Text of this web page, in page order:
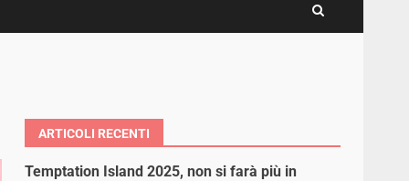
ARTICOLI RECENTI
Temptation Island 2025, non si farà più in